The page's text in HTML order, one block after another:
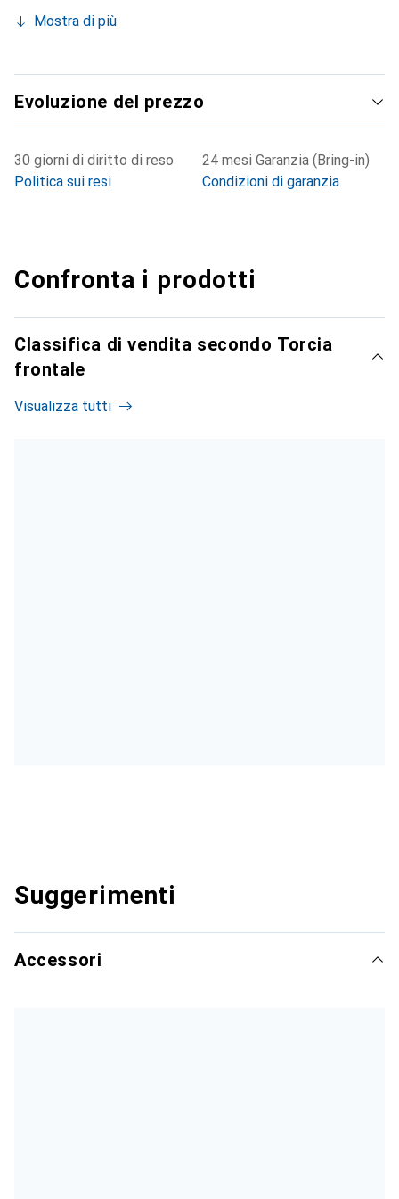
Mostra di più
Evoluzione del prezzo
30 giorni di diritto di reso
Politica sui resi
24 mesi Garanzia (Bring-in)
Condizioni di garanzia
Confronta i prodotti
Classifica di vendita secondo Torcia
frontale
Visualizza tutti
Suggerimenti
Accessori